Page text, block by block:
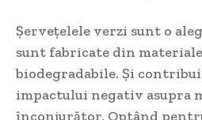
Șervețelele verzi sunt o
sunt fabricate din
biodegradabile. Și
impactului negativ asupra
înconjurător. Optând